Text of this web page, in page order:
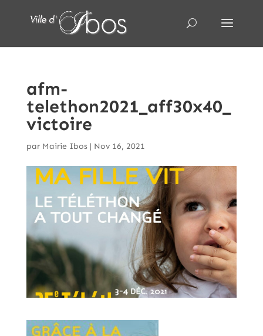
afm-
telethon2021_aff30x40_
victoire
par Mairie Ibos| Nov 16, 2021